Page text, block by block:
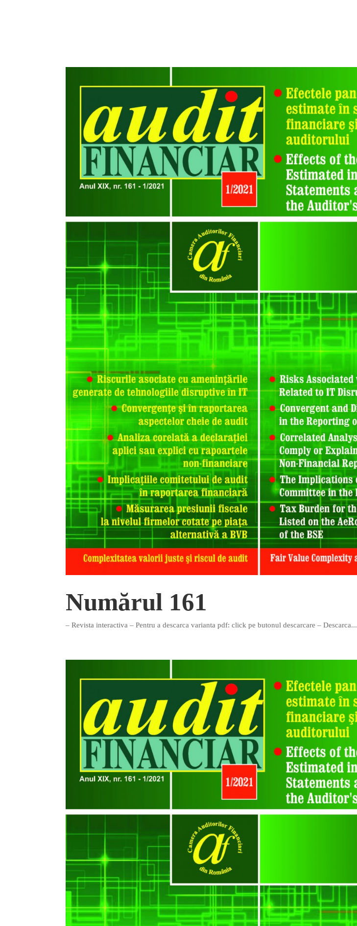
Numărul 161
– Revista interactiva – Pentru a descarca varianta pdf: click pe butonul descarcare – Descarca...